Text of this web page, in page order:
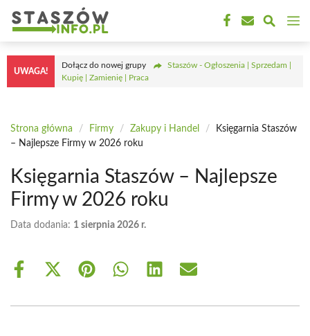
treści
UWAGA!
Dołącz do nowej grupy
Staszów - Ogłoszenia | Sprzedam |
Kupię | Zamienię | Praca
Strona główna / Firmy / Zakupy i Handel /
Księgarnia Staszów
– Najlepsze Firmy w 2026 roku
Księgarnia Staszów – Najlepsze
Firmy w 2026 roku
Data dodania: 1 sierpnia 2026 r.
Share
Share
(Twitter)
Share Share Share Share